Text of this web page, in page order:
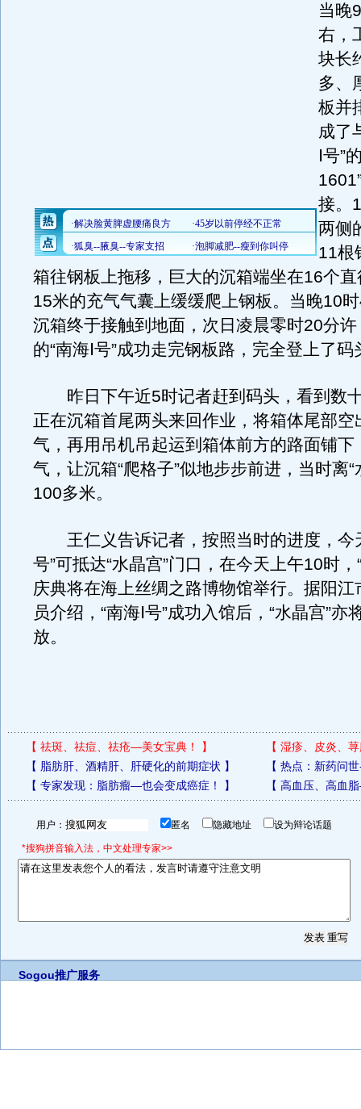
当晚
右，
块长
多、
板并
成了
Ⅰ号”
接。
两侧
11根
箱往钢板上拖移，巨大的沉箱端坐在16个
15米的充气气囊上缓缓爬上钢板。当晚10
沉箱终于接触到地面，次日凌晨零时20分
的“南海Ⅰ号”成功走完钢板路，完全登上了码
昨日下午近5时记者赶到码头，看到数
正在沉箱首尾两头来回作业，将箱体尾部空
气，再用吊机吊起运到箱体前方的路面铺下
气，让沉箱“爬格子”似地步步前进，当时离“
100多米。
王仁义告诉记者，按照当时的进度，今
号”可抵达“水晶宫”门口，在今天上午10时，
庆典将在海上丝绸之路博物馆举行。据阳江
员介绍，“南海Ⅰ号”成功入馆后，“水晶宫”亦
放。
【 祛斑、祛痘、祛疮—美女宝典！ 】 【 湿疹、皮炎、
【 脂肪肝、酒精肝、肝硬化的前期症状 】 【 热点：新药问
【 专家发现：脂肪瘤—也会变成癌症！ 】 【 高血压、高血
用户： 匿名 隐藏地址 设为辩论话题
*搜狗拼音输入法，中文处理专家>>
Sogou推广服务